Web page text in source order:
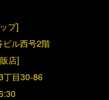
プ]
ル西号2階
店]
丁目30-86